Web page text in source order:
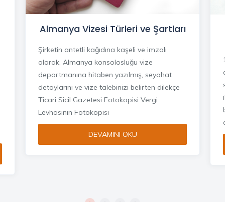
Almanya Vizesi Türleri ve Şartları
Şirketin antetli kağıdına kaşeli ve imzalı
olarak, Almanya konsolosluğu vize
departmanına hitaben yazılmış, seyahat
detaylarını ve vize talebinizi belirten dilekçe
Ticari Sicil Gazetesi Fotokopisi Vergi
Levhasının Fotokopisi
DEVAMINI OKU